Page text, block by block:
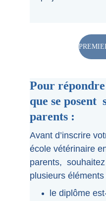
Pour
que se posent
parents :
Avant d’inscrire
école vétérinaire
parents,
plusieurs
le diplôme